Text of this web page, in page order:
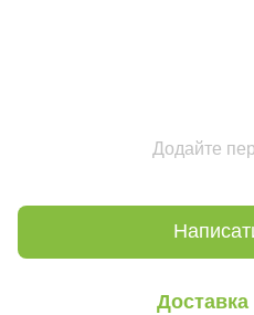
Додайте
Доставка